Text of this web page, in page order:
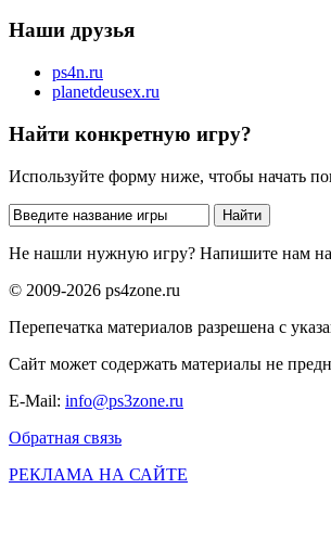
Наши друзья
ps4n.ru
planetdeusex.ru
Найти конкретную игру?
Используйте форму ниже, чтобы начать
Не нашли нужную игру? Напишите нам на
© 2009-2026 ps4zone.ru
Перепечатка материалов разрешена с
Сайт может содержать материалы не
E-Mail: info@ps3zone.ru
Обратная связь
РЕКЛАМА НА САЙТЕ